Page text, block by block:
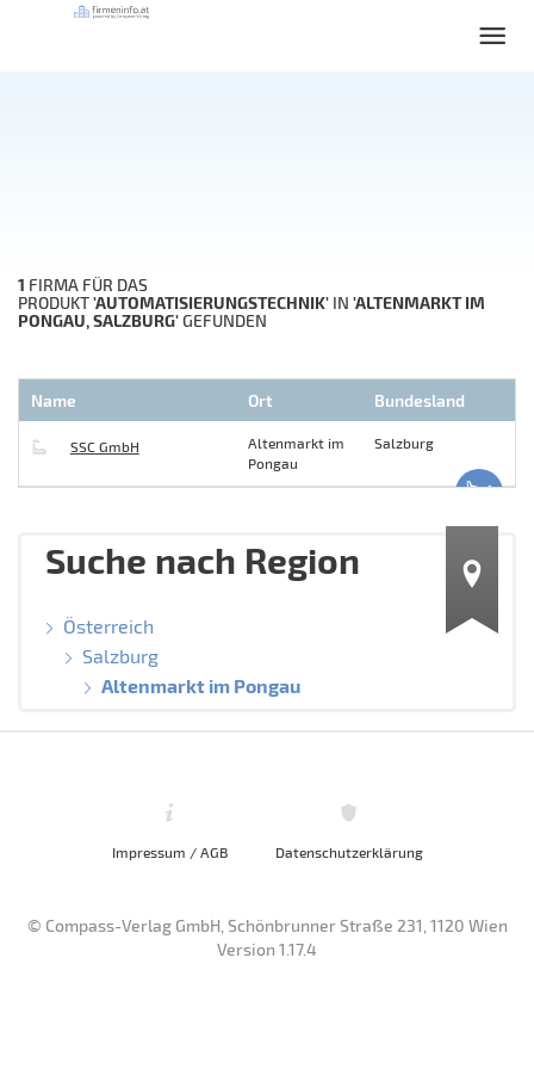
1 FIRMA FÜR DAS
PRODUKT'AUTOMATISIERUNGSTECHNIK' IN 'ALTENMARKT IM
PONGAU, SALZBURG'GEFUNDEN
Name Ort Bundesland
SSC GmbH
Altenmarkt im
Pongau
Salzburg
Suche nach Region
Österreich
Salzburg
Altenmarkt im Pongau
Impressum / AGB Datenschutzerklärung
© Compass-Verlag GmbH, Schönbrunner Straße 231, 1120 Wien
Version 1.17.4